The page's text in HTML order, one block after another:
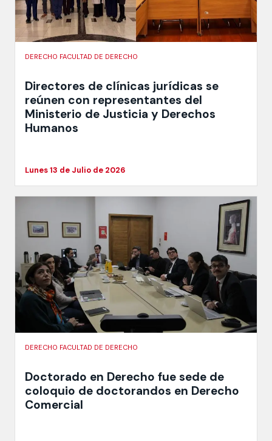
DERECHO FACULTAD DE DERECHO
Directores de clínicas jurídicas se
reúnen con representantes del
Ministerio de Justicia y Derechos
Humanos
Lunes 13 de Julio de 2026
DERECHO FACULTAD DE DERECHO
Doctorado en Derecho fue sede de
coloquio de doctorandos en Derecho
Comercial